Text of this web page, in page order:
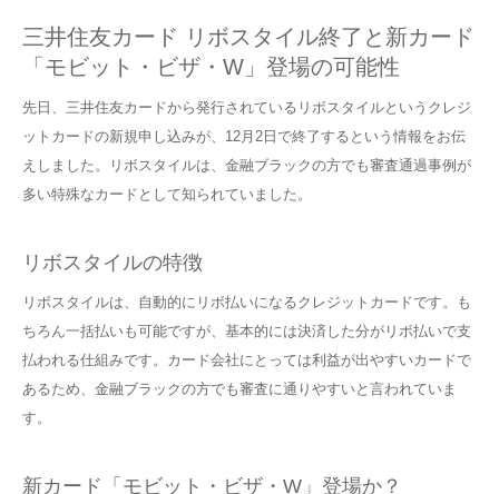
三井住友カード リボスタイル終了と新カード
「モビット・ビザ・W」登場の可能性
先日、三井住友カードから発行されているリボスタイルというクレジ
ットカードの新規申し込みが、12月2日で終了するという情報をお伝
えしました。リボスタイルは、金融ブラックの方でも審査通過事例が
多い特殊なカードとして知られていました。
リボスタイルの特徴
リボスタイルは、自動的にリボ払いになるクレジットカードです。も
ちろん一括払いも可能ですが、基本的には決済した分がリボ払いで支
払われる仕組みです。カード会社にとっては利益が出やすいカードで
あるため、金融ブラックの方でも審査に通りやすいと言われていま
す。
新カード「モビット・ビザ・W」登場か？